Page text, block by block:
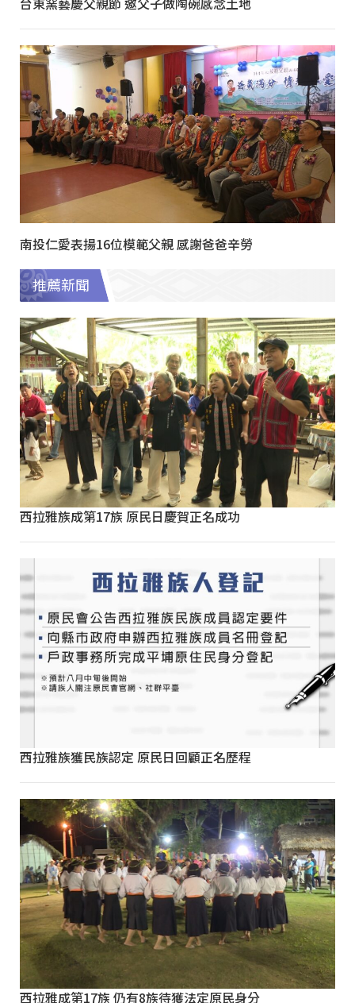
南投仁愛表揚16位模範父親 感謝爸爸辛勞
推薦新聞
西拉雅族成第17族 原民日慶賀正名成功
西拉雅族獲民族認定 原民日回顧正名歷程
西拉雅成第17族 仍有8族待獲法定原民身分